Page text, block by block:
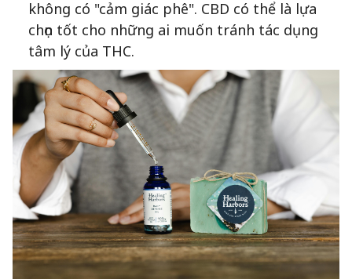
không có "cảm giác phê". CBD có thể là lựa
chọn tốt cho những ai muốn tránh tác dụng
tâm lý của THC.